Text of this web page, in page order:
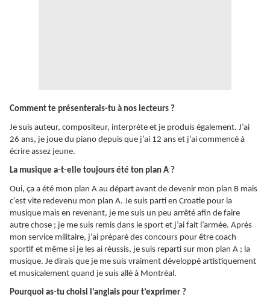
Comment te présenterais-tu à nos lecteurs ?
Je suis auteur, compositeur, interprète et je produis également. J’ai
26 ans, je joue du piano depuis que j’ai 12 ans et j’ai commencé à
écrire assez jeune.
La musique a-t-elle toujours été ton plan A ?
Oui, ça a été mon plan A au départ avant de devenir mon plan B mais
c’est vite redevenu mon plan A. Je suis parti en Croatie pour la
musique mais en revenant, je me suis un peu arrêté afin de faire
autre chose ; je me suis remis dans le sport et j’ai fait l’armée. Après
mon service militaire, j’ai préparé des concours pour être coach
sportif et même si je les ai réussis, je suis reparti sur mon plan A ; la
musique. Je dirais que je me suis vraiment développé artistiquement
et musicalement quand je suis allé à Montréal.
Pourquoi as-tu choisi l’anglais pour t’exprimer ?